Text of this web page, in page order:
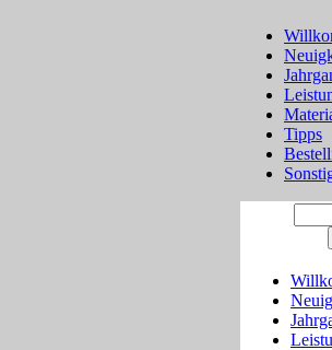
Tipps